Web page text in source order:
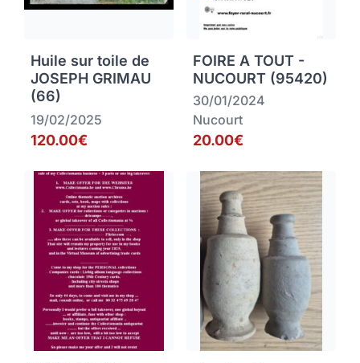
Huile sur toile de
JOSEPH GRIMAU
(66)
19/02/2025
120.00€
FOIRE A TOUT -
NUCOURT (95420)
30/01/2024
Nucourt
20.00€